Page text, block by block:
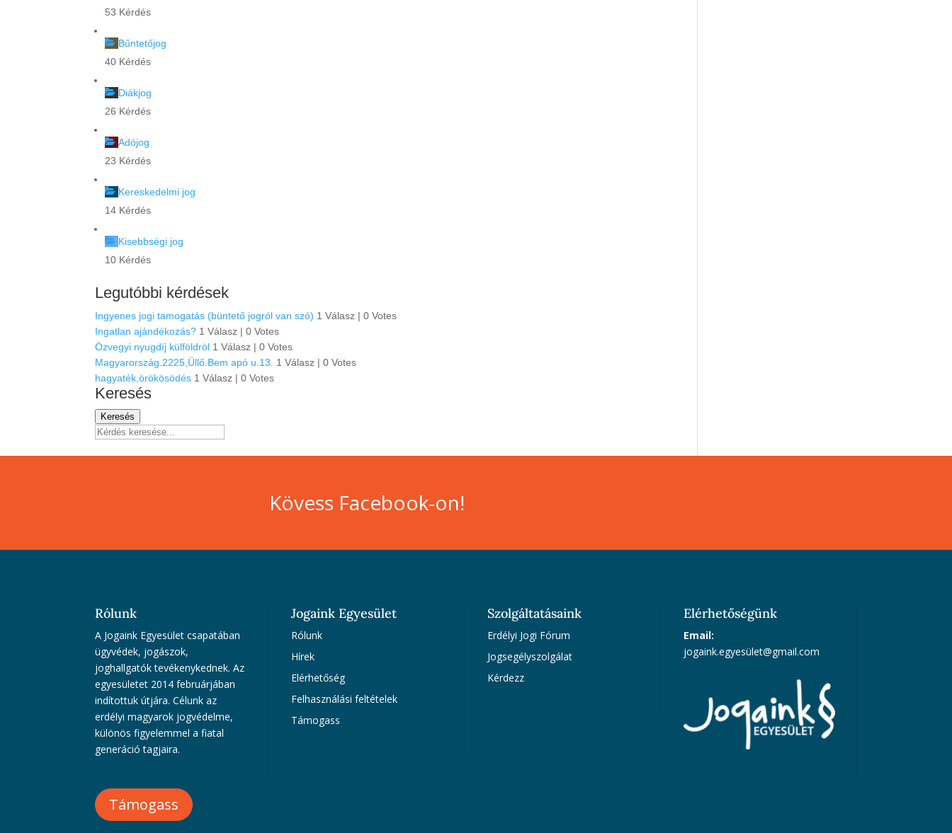
53 Kérdés
Bűntetőjog
40 Kérdés
Diákjog
26 Kérdés
Adójog
23 Kérdés
Kereskedelmi jog
14 Kérdés
Kisebbségi jog
10 Kérdés
Legutóbbi kérdések
Ingyenes jogi tamogatás (büntető jogról van szó) 1 Válasz |0 Votes
Ingatlan ajándékozás? 1 Válasz |0 Votes
Özvegyi nyugdíj külföldröl 1 Válasz |0 Votes
Magyarország.2225,Üllő.Bem apó u.13.
1 Válasz |0 Votes
hagyaték,örökösödés 1 Válasz |0 Votes
Keresés
Keresés
Kövess Facebook-on!
Rólunk
A Jogaink Egyesület csapatában
ügyvédek, jogászok,
joghallgatók tevékenykednek. Az
egyesületet 2014 februárjában
indítottuk útjára. Célunk az
erdélyi magyarok jogvédelme,
különös figyelemmel a fiatal
generáció tagjaira.
Támogass
Jogaink Egyesület
Rólunk
Hírek
Elérhetőség
Felhasználási feltételek
Támogass
Szolgáltatásaink
Erdélyi Jogi Fórum
Jogsegélyszolgálat
Kérdezz
Elérhetőségünk
Email:
jogaink.egyesület@gmail.com